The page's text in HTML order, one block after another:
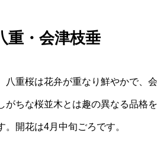
重・会津枝垂
重桜は花弁が重なり鮮やかで、
がちな桜並木とは趣の異なる品格
開花は4月中旬ごろです。